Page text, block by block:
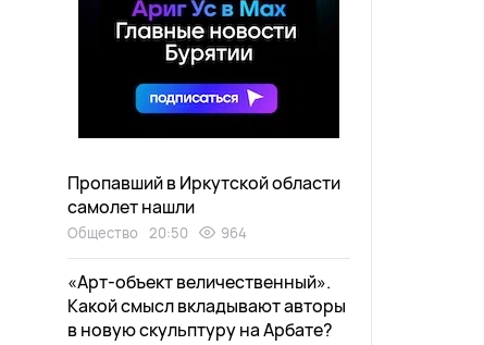
Пропавший в Иркутской области
самолет нашли
Общество 20:50 964
«Арт-объект величественный».
Какой смысл вкладывают авторы
в новую скульптуру на Арбате?